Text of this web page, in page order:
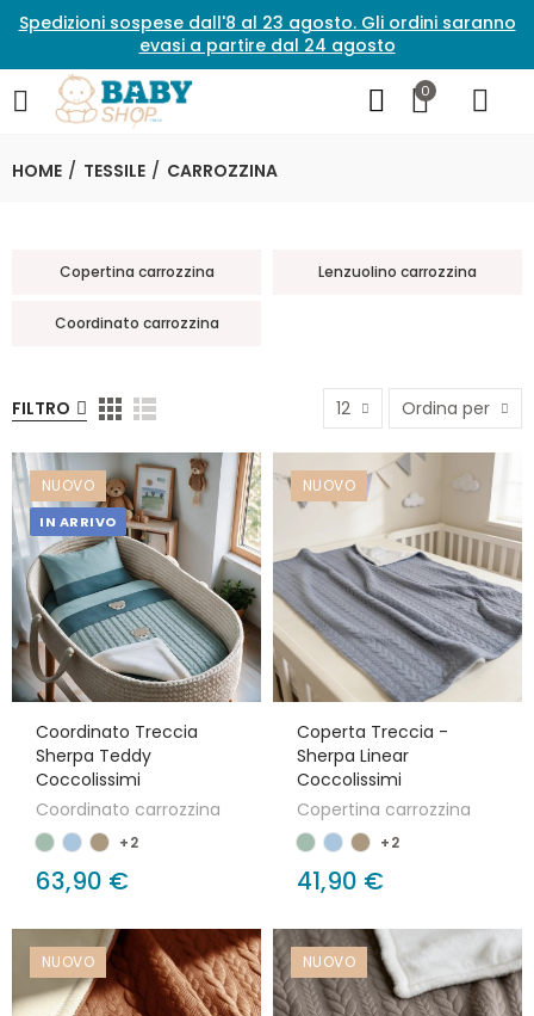
Spedizioni sospese dall'8 al 23 agosto. Gli ordini saranno
evasi a partire dal 24 agosto
0
HOME TESSILE CARROZZINA
Copertina carrozzina Lenzuolino carrozzina
Coordinato carrozzina
FILTRO 12 Ordina per
NUOVO
IN ARRIVO
Coordinato Treccia
Sherpa Teddy
Coccolissimi
Coordinato carrozzina
+2
63,90 €
NUOVO
Coperta Treccia -
Sherpa Linear
Coccolissimi
Copertina carrozzina
+2
41,90 €
NUOVO NUOVO